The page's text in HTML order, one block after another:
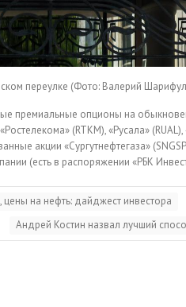
переулке (Фото: Валерий
премиальные опционы на
(RTKM), «Русала»
акции «Сургутнефтегаза»
(есть в распоряжении «РБК
на нефть: дайджест инвестора
Андрей Костин назвал лучший